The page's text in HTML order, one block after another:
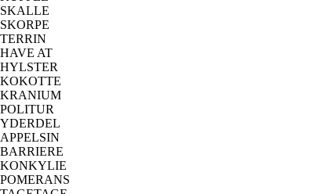
SKALLE
SKORPE
TERRIN
HAVE AT
HYLSTER
KOKOTTE
KRANIUM
POLITUR
YDERDEL
APPELSIN
BARRIERE
KONKYLIE
POMERANS